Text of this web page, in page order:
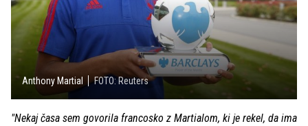
Anthony Martial FOTO: Reuters
"Nekaj časa sem govorila francosko z Martialom, ki je rekel, da ima